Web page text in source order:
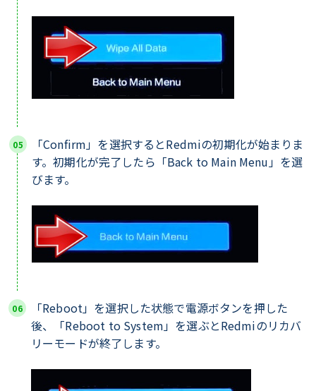
「Confirm」を選択するとRedmiの初期化が始まりま
す。初期化が完了したら「Back to Main Menu」を選
びます。
「Reboot」を選択した状態で電源ボタンを押した
後、「Reboot to System」を選ぶとRedmiのリカバ
リーモードが終了します。